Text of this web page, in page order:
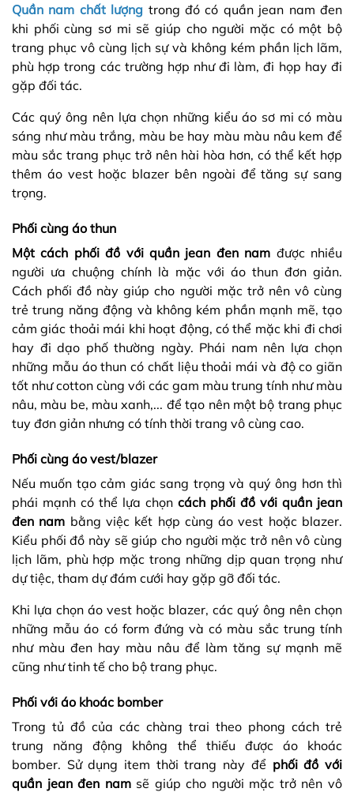
Quần nam chất lượng trong đó có quần jean nam đen
khi phối cùng sơ mi sẽ giúp cho người mặc có một bộ
trang phục vô cùng lịch sự và không kém phần lịch lãm,
phù hợp trong các trường hợp như đi làm, đi họp hay đi
gặp đối tác.
Các quý ông nên lựa chọn những kiểu áo sơ mi có màu
sáng như màu trắng, màu be hay màu màu nâu kem để
màu sắc trang phục trở nên hài hòa hơn, có thể kết hợp
thêm áo vest hoặc blazer bên ngoài để tăng sự sang
trọng.
Phối cùng áo thun
Một cách phối đồ với quần jean đen nam được nhiều
người ưa chuộng chính là mặc với áo thun đơn giản.
Cách phối đồ này giúp cho người mặc trở nên vô cùng
trẻ trung năng động và không kém phần mạnh mẽ, tạo
cảm giác thoải mái khi hoạt động, có thể mặc khi đi chơi
hay đi dạo phố thường ngày. Phái nam nên lựa chọn
những mẫu áo thun có chất liệu thoải mái và độ co giãn
tốt như cotton cùng với các gam màu trung tính như màu
nâu, màu be, màu xanh,... để tạo nên một bộ trang phục
tuy đơn giản nhưng có tính thời trang vô cùng cao.
Phối cùng áo vest/blazer
Nếu muốn tạo cảm giác sang trọng và quý ông hơn thì
phái mạnh có thể lựa chọn cách phối đồ với quần jean
đen nam bằng việc kết hợp cùng áo vest hoặc blazer.
Kiểu phối đồ này sẽ giúp cho người mặc trở nên vô cùng
lịch lãm, phù hợp mặc trong những dịp quan trọng như
dự tiệc, tham dự đám cưới hay gặp gỡ đối tác.
Khi lựa chọn áo vest hoặc blazer, các quý ông nên chọn
những mẫu áo có form đứng và có màu sắc trung tính
như màu đen hay màu nâu để làm tăng sự mạnh mẽ
cũng như tinh tế cho bộ trang phục.
Phối với áo khoác bomber
Trong tủ đồ của các chàng trai theo phong cách trẻ
trung năng động không thể thiếu được áo khoác
bomber. Sử dụng item thời trang này để phối đồ với
quần jean đen namsẽ giúp cho người mặc trở nên vô